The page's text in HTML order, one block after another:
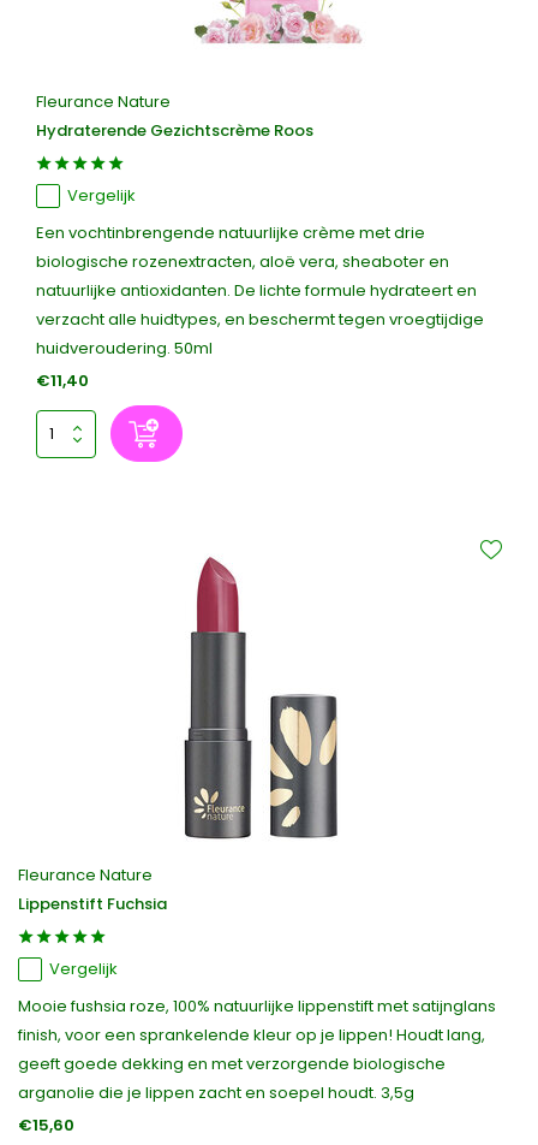
Fleurance Nature
Hydraterende Gezichtscrème Roos
Vergelijk
Een vochtinbrengende natuurlijke crème met drie
biologische rozenextracten, aloë vera, sheaboter en
natuurlijke antioxidanten. De lichte formule hydrateert en
verzacht alle huidtypes, en beschermt tegen vroegtijdige
huidveroudering. 50ml
€11,40
Fleurance Nature
Lippenstift Fuchsia
Vergelijk
Mooie fushsia roze, 100% natuurlijke lippenstift met satijnglans
finish, voor een sprankelende kleur op je lippen! Houdt lang,
geeft goede dekking en met verzorgende biologische
arganolie die je lippen zacht en soepel houdt. 3,5g
€15,60